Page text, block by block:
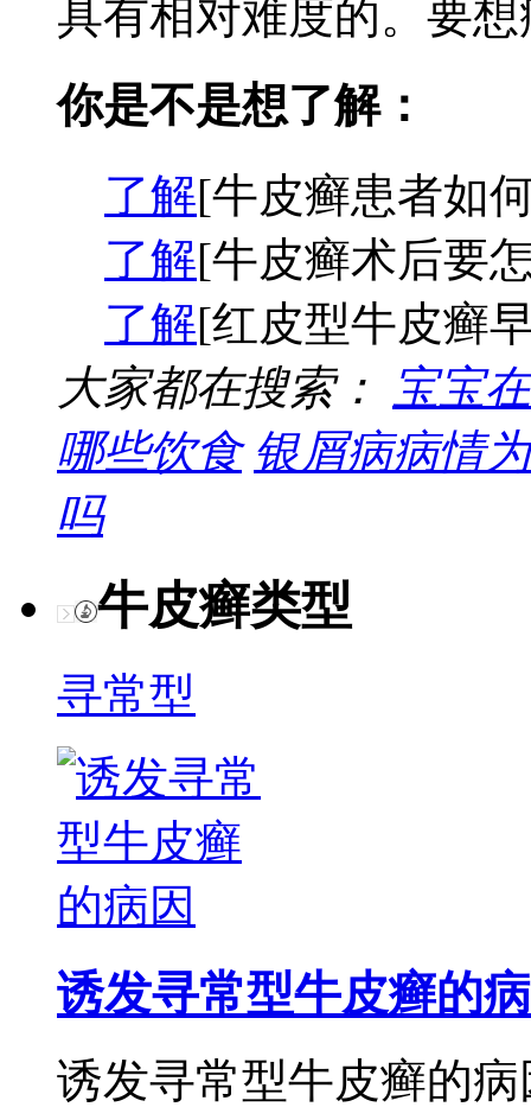
具有相对难度的。要
你是不是想了解：
了解[牛皮癣患者如
了解[牛皮癣术后要
了解[红皮型牛皮癣
大家都在搜索：
宝宝
哪些饮食 银屑病病情
吗
牛皮癣类型
寻常型
诱发寻常型牛皮癣的病
诱发寻常型牛皮癣的